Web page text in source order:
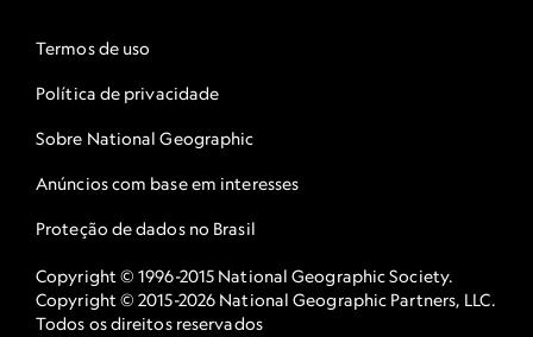
Termos de uso
Política de privacidade
Sobre National Geographic
Anúncios com base em interesses
Proteção de dados no Brasil
Copyright © 1996-2015 National Geographic Society.
Copyright © 2015-2026 National Geographic Partners, LLC.
Todos os direitos reservados